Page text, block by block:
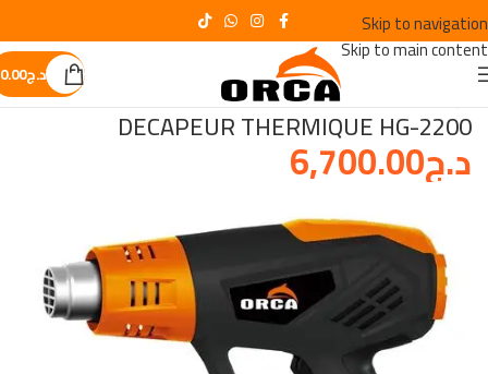
Skip to navigation
Skip to main content
د.ج0.00
OUTILLAGE A MAIN
DECAPEUR THERMIQUE HG-2200
د.ج6,700.00